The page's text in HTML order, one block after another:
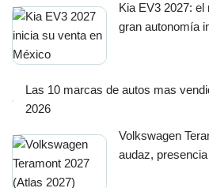
Kia EV3 2027:
gran autonomía
Las 10 marcas de autos mas
2026
Volkswagen
audaz,